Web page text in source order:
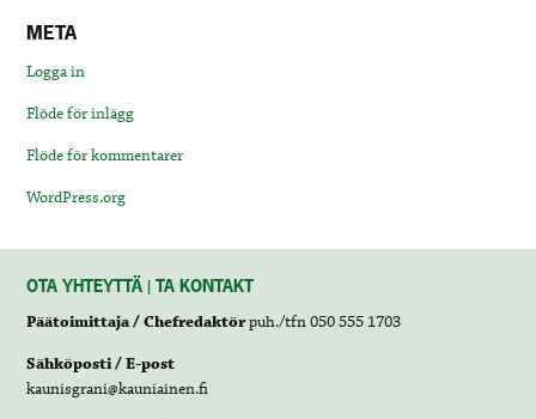
META
Logga in
Flöde för inlägg
Flöde för kommentarer
WordPress.org
OTA YHTEYTTÄ | TA KONTAKT
Päätoimittaja / Chefredaktörpuh./tfn 050 555 1703
Sähköposti / E-post
kaunisgrani@kauniainen.fi